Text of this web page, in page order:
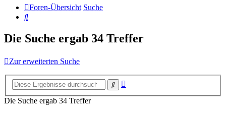
Foren-Übersicht Suche
Suche
Die Suche ergab 34 Treffer
Zur erweiterten Suche
Suche
Die Suche ergab 34 Treffer